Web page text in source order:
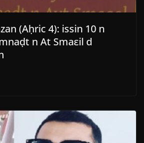
(Aḥric 4): issin 10 n
n At Smaεil d